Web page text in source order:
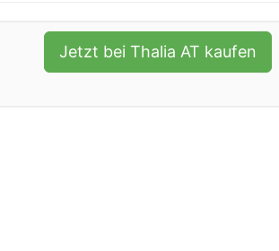
Jetzt bei Thalia AT kaufen